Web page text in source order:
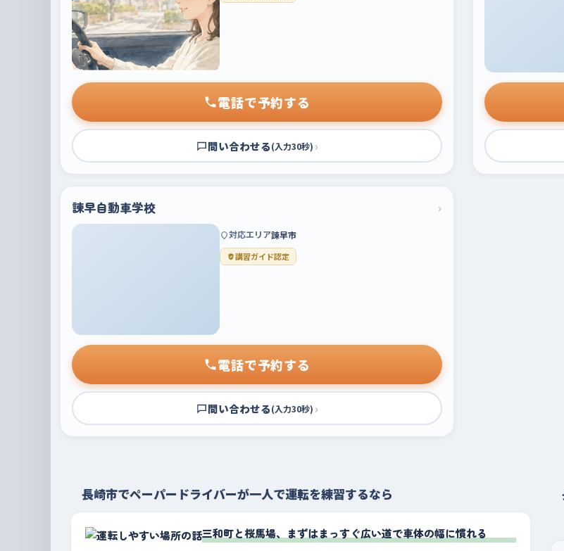
電話で予約する
問い合わせる(入力30秒) ›
諫早自動車学校 ›
対応エリア諫早市
講習ガイド認定
電話で予約する
問い合わせる(入力30秒) ›
長崎市でペーパードライバーが一人で運転を練習するなら
三和町と桜馬場、まずはまっすぐ広い道で車体の幅に慣れる